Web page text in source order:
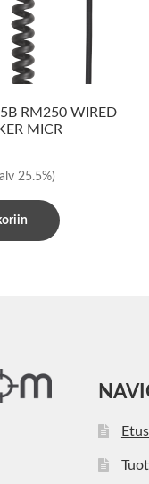
RM250 WIRED
MICR
25.5%)